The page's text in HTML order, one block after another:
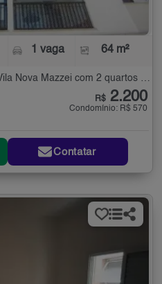
1 vaga 64 m²
Apartamento para Alugar na Vila Nova Mazzei com 2 quartos - 64 m²
R$ 2.200
Condomínio: R$ 570
Contatar